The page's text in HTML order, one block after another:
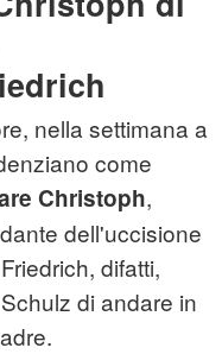
nella settimana a
come
Christoph,
dell'uccisione
difatti,
di andare in